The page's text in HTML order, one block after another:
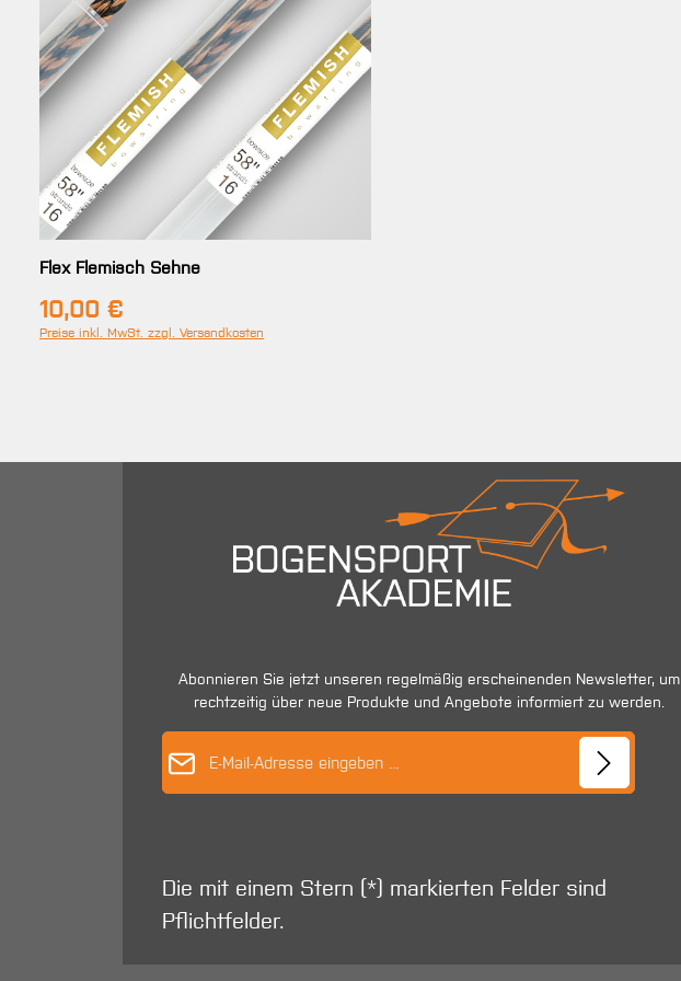
Flex Flemisch Sehne
Regulärer Preis:
10,00 €
Preise inkl. MwSt. zzgl. Versandkosten
Abonnieren Sie jetzt unseren regelmäßig erscheinenden Newsletter, um
rechtzeitig über neue Produkte und Angebote informiert zu werden.
Die mit einem Stern (*) markierten Felder sind
Pflichtfelder.